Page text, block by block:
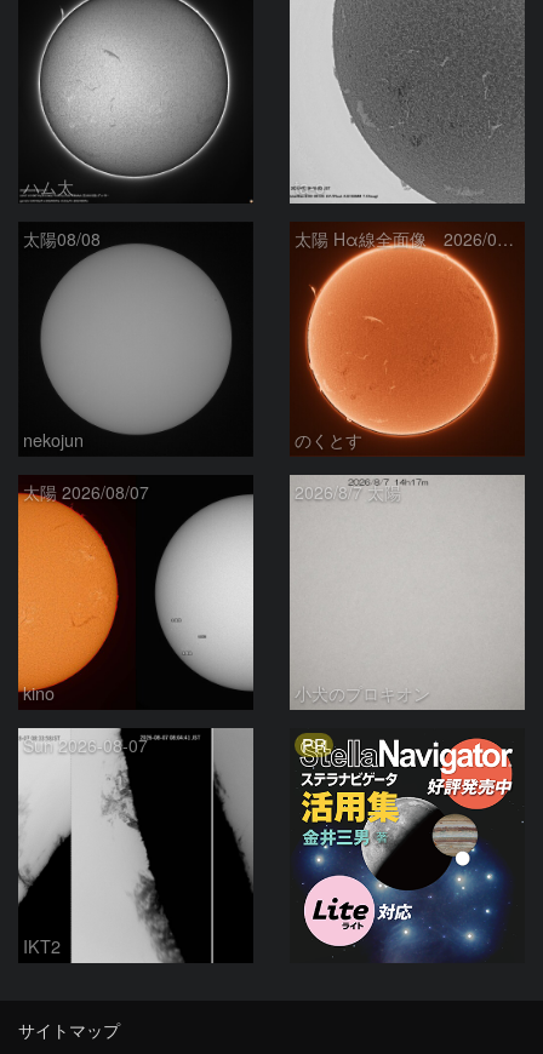
ハム太 ta-o
太陽08/08
nekojun
太陽 Hα線全面像 2026/08/08
のくとす
太陽 2026/08/07
kino
2026/8/7 太陽
小犬のプロキオン
Sun 2026-08-07
IKT2
PR
サイトマップ